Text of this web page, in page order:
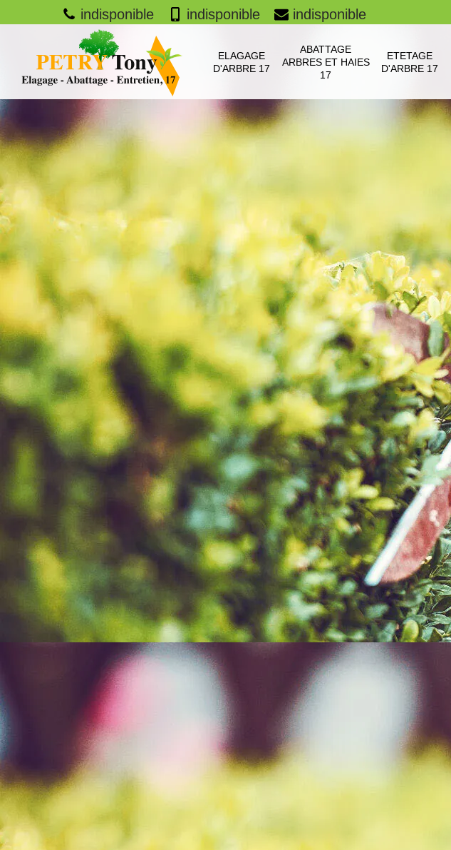
indisponible indisponible indisponible
ELAGAGE
D'ARBRE 17
ABATTAGE
ARBRES ET HAIES
17
ETETAGE
D'ARBRE 17